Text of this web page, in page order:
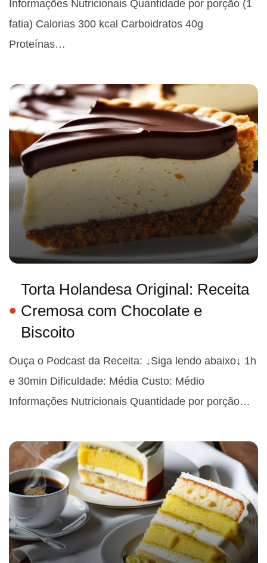
Informações Nutricionais Quantidade por porção (1
fatia) Calorias 300 kcal Carboidratos 40g
Proteínas…
Torta Holandesa Original: Receita
Cremosa com Chocolate e
Biscoito
Ouça o Podcast da Receita: ↓Siga lendo abaixo↓ 1h
e 30min Dificuldade: Média Custo: Médio
Informações Nutricionais Quantidade por porção…